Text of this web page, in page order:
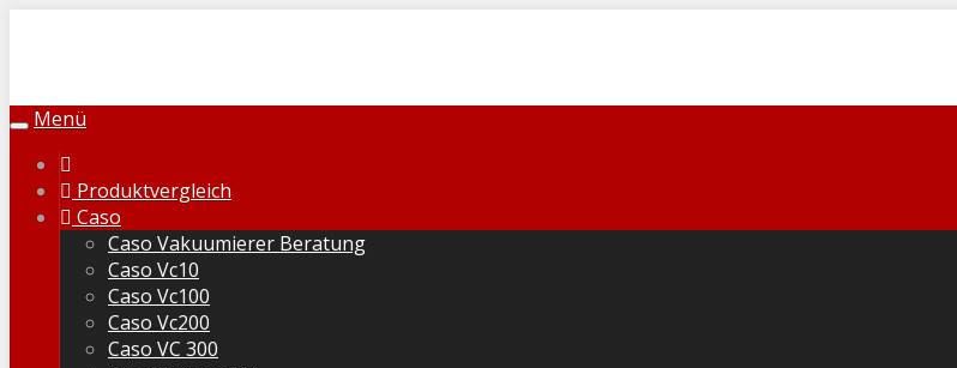
content
Toggle
navigation
Menü
Produktvergleich
Caso
Caso Vakuumierer Beratung
Caso Vc10
Caso Vc100
Caso Vc200
Caso VC 300